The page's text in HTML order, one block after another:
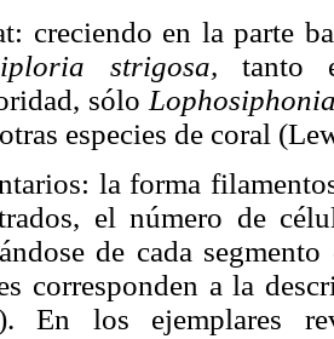
creciendo en la parte
strigosa,tanto
sólo
especies de coral
la forma
el número de
de cada
corresponden a la
En los ejemplares